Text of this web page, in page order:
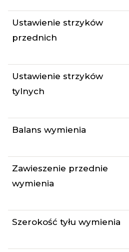
Ustawienie strzyków
przednich
Ustawienie strzyków
tylnych
Balans wymienia
Zawieszenie przednie
wymienia
Szerokość tyłu wymienia